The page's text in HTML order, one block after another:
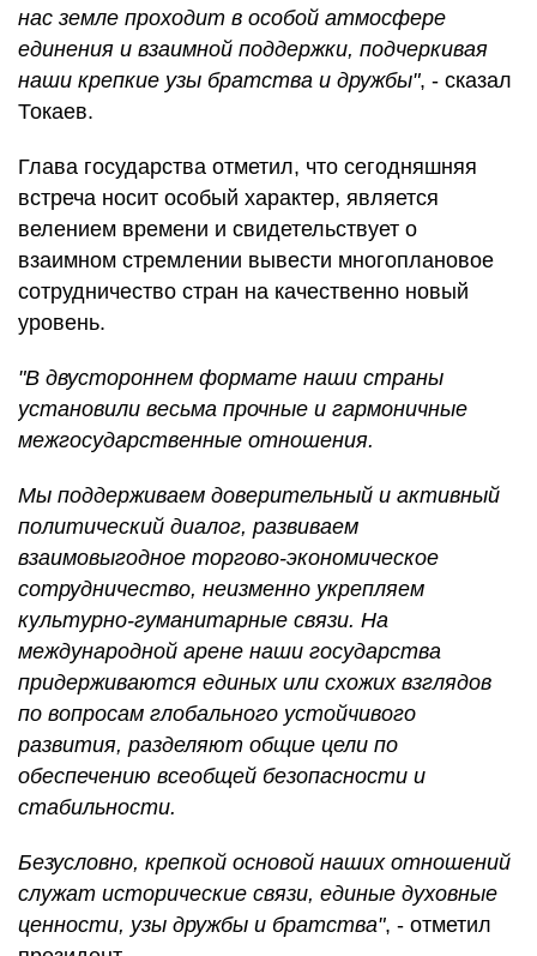
нас земле проходит в особой атмосфере
единения и взаимной поддержки, подчеркивая
наши крепкие узы братства и дружбы", - сказал
Токаев.
Глава государства отметил, что сегодняшняя
встреча носит особый характер, является
велением времени и свидетельствует о
взаимном стремлении вывести многоплановое
сотрудничество стран на качественно новый
уровень.
"В двустороннем формате наши страны
установили весьма прочные и гармоничные
межгосударственные отношения.
Мы поддерживаем доверительный и активный
политический диалог, развиваем
взаимовыгодное торгово-экономическое
сотрудничество, неизменно укрепляем
культурно-гуманитарные связи. На
международной арене наши государства
придерживаются единых или схожих взглядов
по вопросам глобального устойчивого
развития, разделяют общие цели по
обеспечению всеобщей безопасности и
стабильности.
Безусловно, крепкой основой наших отношений
служат исторические связи, единые духовные
ценности, узы дружбы и братства", - отметил